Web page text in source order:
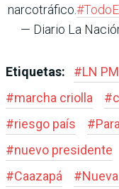
narcotráfico.
— Diario La
Etiquetas: #LN PM
#marcha criolla #
#riesgo país #
#nuevo presidente
#Caazapá #